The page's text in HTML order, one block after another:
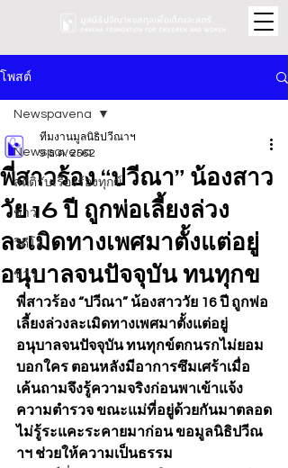
โพสต์
Newspavena
สถิติรับเรื่องร้องทุกข์
ข่าว
วิดีโอ
ข่าว
Newspavena
พี่สาวร้อง “ปวีณา” น้องสาว
วัย 16 ปี ถูกพ่อเลี้ยงล่วง
ละเมิดทางเพศมาตั้งแต่อยู่
อนุบาลจนปัจจุบัน ทนทุกข
ทีมงานมูลนิธิปวีณาฯ
9 ธ.ค. 2562
พี่สาวร้อง “ปวีณา” น้องสาววัย 16 ปี ถูกพ่อ
เลี้ยงล่วงละเมิดทางเพศมาตั้งแต่อยู่
อนุบาลจนปัจจุบัน ทนทุกข์ตกนรกไม่ยอม
บอกใคร ตอนหลังมีอาการซึมเศร้าเมื่อ
เค้นถามจึงรู้ความจริงก่อนพาเข้าแจ้ง
ความตำรวจ ขณะแม่ที่อยู่ด้วยกันมาตลอด
ไม่รู้ระแคะระคายมาก่อน ขอมูลนิธิปวีณ
าฯ ช่วยให้ความเป็นธรรม